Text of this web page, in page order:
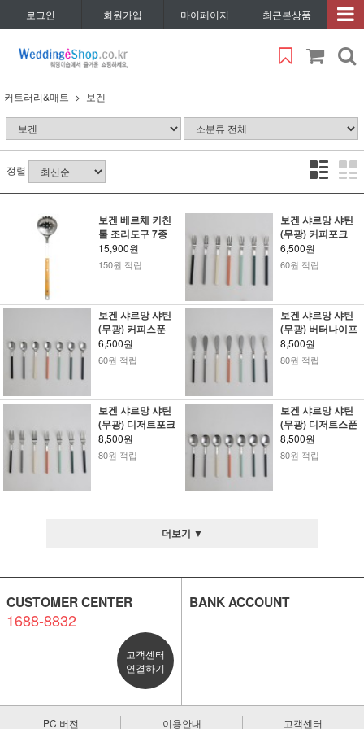
로그인 회원가입 마이페이지 최근본상품
커트러리&매트 보겐
정렬
보겐 베르체 키친
툴 조리도구 7종
15,900원
150원 적립
보겐 샤르망 샤틴
(무광) 커피포크
6,500원
60원 적립
보겐 샤르망 샤틴
(무광) 커피스푼
6,500원
60원 적립
보겐 샤르망 샤틴
(무광) 버터나이프
8,500원
80원 적립
보겐 샤르망 샤틴
(무광) 디저트포크
8,500원
80원 적립
보겐 샤르망 샤틴
(무광) 디저트스푼
8,500원
80원 적립
더보기 ▼
CUSTOMER CENTER
1688-8832
고객센터
연결하기
BANK ACCOUNT
PC 버전 이용안내 고객센터